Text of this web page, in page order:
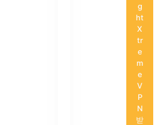
g
ht
X
tr
e
m
e
V
P
N
받